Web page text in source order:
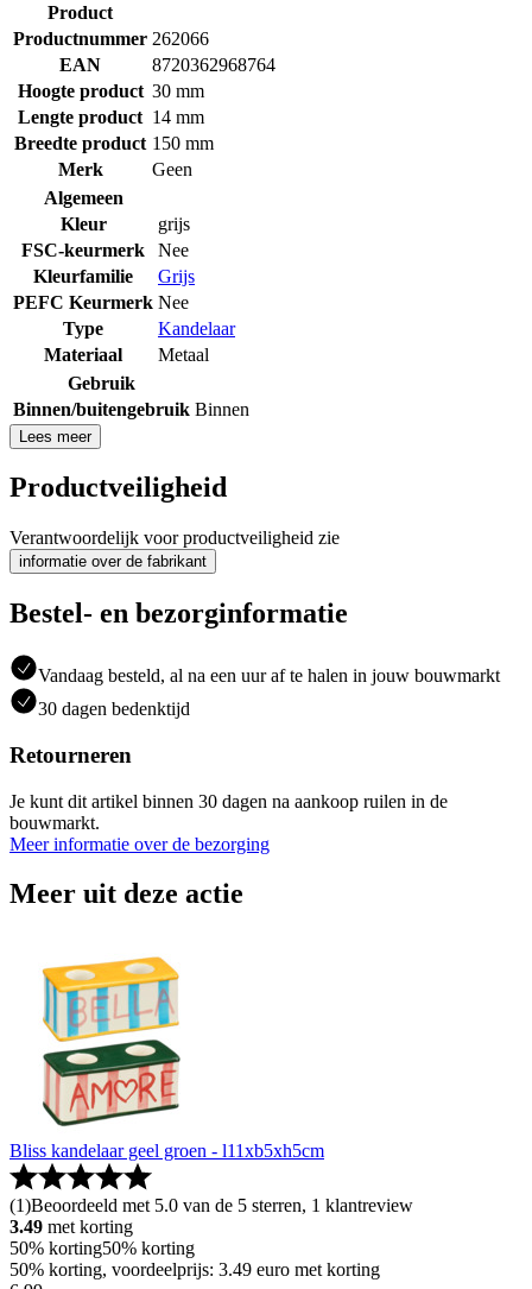
Product
Productnummer 262066
EAN
8720362968764
Hoogte product 30 mm
Lengte product 14 mm
Breedte product 150 mm
Merk
Geen
Algemeen
Kleur
grijs
FSC-keurmerk
Nee
Kleurfamilie
Grijs
PEFC Keurmerk Nee
Type
Kandelaar
Materiaal
Metaal
Gebruik
Binnen/buitengebruik Binnen
Lees meer
Productveiligheid
Verantwoordelijk voor productveiligheid zie
informatie over de fabrikant
Bestel- en bezorginformatie
Vandaag besteld, al na een uur af te halen in jouw bouwmarkt
30 dagen bedenktijd
Retourneren
Je kunt dit artikel binnen 30 dagen na aankoop ruilen in de
bouwmarkt.
Meer informatie over de bezorging
Meer uit deze actie
Bliss kandelaar geel groen - l11xb5xh5cm
(1)Beoordeeld met 5.0 van de 5 sterren, 1 klantreview
3.49 met korting
50% korting50% korting
50% korting, voordeelprijs: 3.49 euro met korting